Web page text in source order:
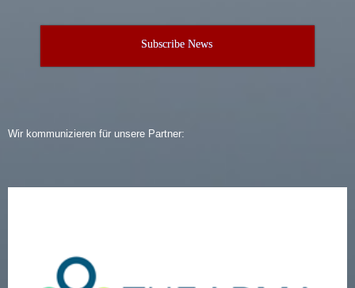
Subscribe News
Wir kommunizieren für unsere Partner: